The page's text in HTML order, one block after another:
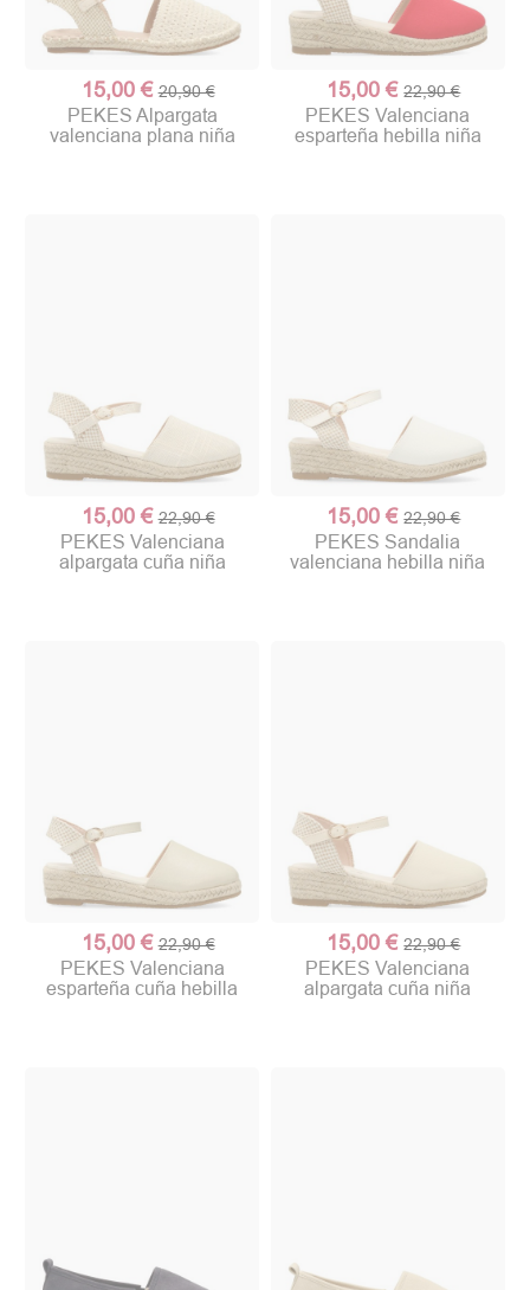
15,00 € 20,90 €
PEKES Alpargata
valenciana plana niña
15,00 € 22,90 €
PEKES Valenciana
esparteña hebilla niña
15,00 € 22,90 €
PEKES Valenciana
alpargata cuña niña
15,00 € 22,90 €
PEKES Sandalia
valenciana hebilla niña
15,00 € 22,90 €
PEKES Valenciana
esparteña cuña hebilla
15,00 € 22,90 €
PEKES Valenciana
alpargata cuña niña